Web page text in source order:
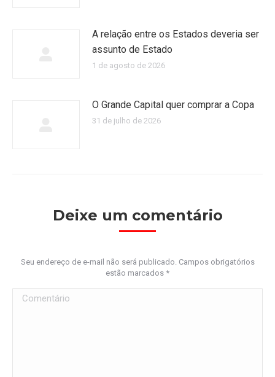
A relação entre os Estados deveria ser
assunto de Estado
1 de agosto de 2026
O Grande Capital quer comprar a Copa
31 de julho de 2026
Deixe um comentário
Seu endereço de e-mail não será publicado. Campos obrigatórios
estão marcados *
Comentário